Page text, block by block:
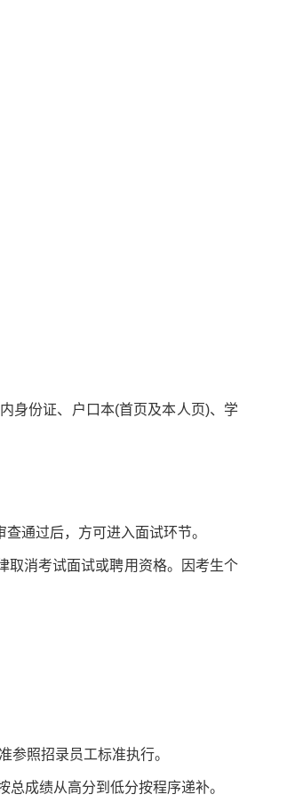
身份证、户口本(首页及本人页)、学
通过后，方可进入面试环节。
取消考试面试或聘用资格。因考生个
参照招录员工标准执行。
成绩从高分到低分按程序递补。